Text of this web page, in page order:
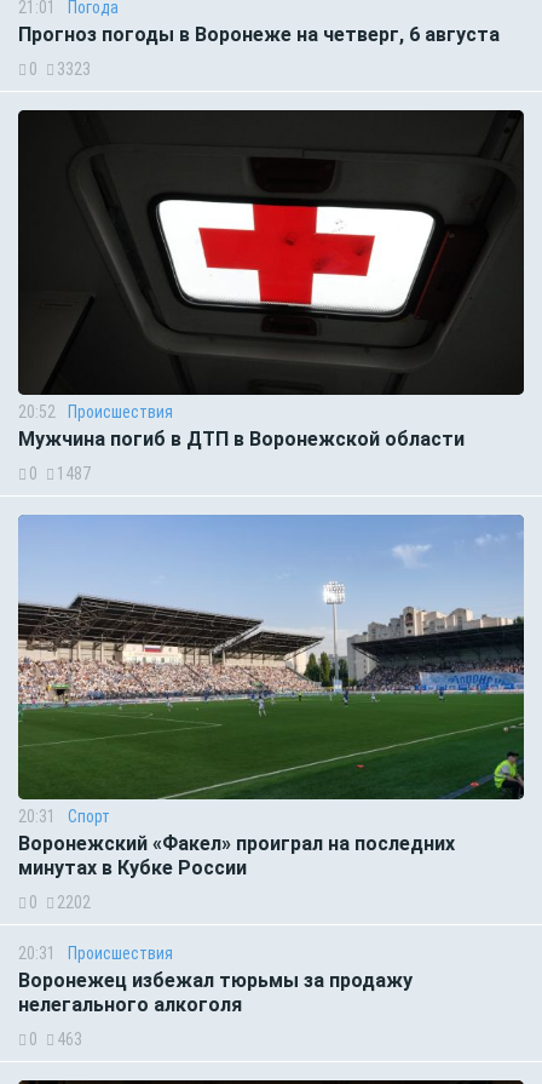
21:01 Погода
Прогноз погоды в Воронеже на четверг, 6 августа
0 3323
20:52 Происшествия
Мужчина погиб в ДТП в Воронежской области
0 1487
20:31 Спорт
Воронежский «Факел» проиграл на последних
минутах в Кубке России
0 2202
20:31 Происшествия
Воронежец избежал тюрьмы за продажу
нелегального алкоголя
0 463